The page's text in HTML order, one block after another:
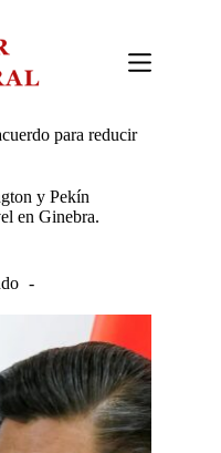
para reducir
y Pekín
en Ginebra.